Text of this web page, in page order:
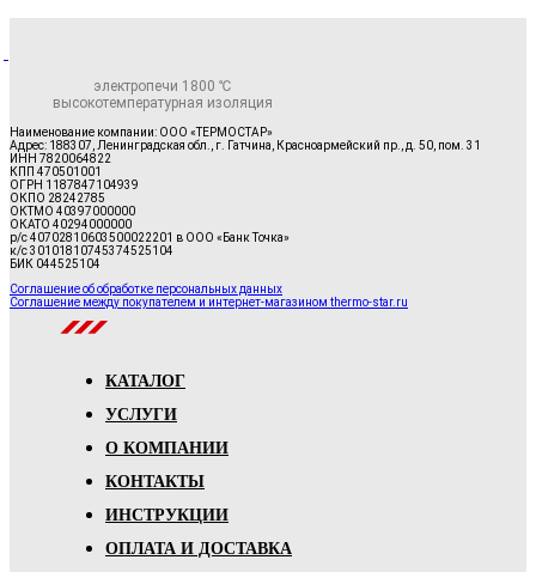
электропечи 1800 ℃
высокотемпературная изоляция
Наименование компании: ООО «ТЕРМОСТАР»
Адрес: 188307, Ленинградская обл., г. Гатчина, Красноармейский пр., д. 50, пом. 31
ИНН 7820064822
КПП 470501001
ОГРН 1187847104939
ОКПО 28242785
ОКТМО 40397000000
ОКАТО 40294000000
р/с 40702810603500022201 в ООО «Банк Точка»
к/с 30101810745374525104
БИК 044525104
Соглашение об обработке персональных данных
Соглашение между покупателем и интернет-магазином thermo-star.ru
КАТАЛОГ
УСЛУГИ
О КОМПАНИИ
КОНТАКТЫ
ИНСТРУКЦИИ
ОПЛАТА И ДОСТАВКА